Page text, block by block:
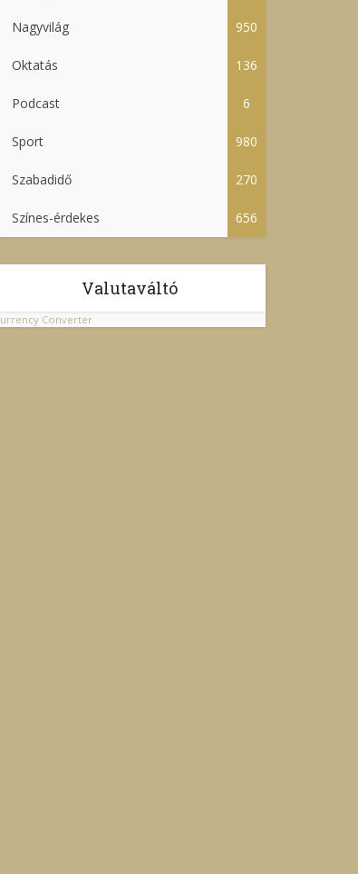
Nagyvilág 950
Oktatás 136
Podcast 6
Sport 980
Szabadidő 270
Színes-érdekes 656
Valutaváltó
Converter